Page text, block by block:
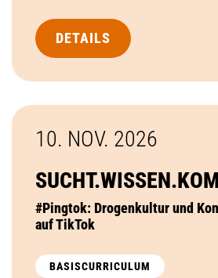
DETAILS
10. NOV. 2026
#Pingtok: Drogenkultur und
auf TikTok
BASISCURRICULUM